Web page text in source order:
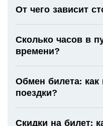
От чего зависит
Сколько часов в
времени?
Обмен билета: как
поездки?
Скидки на билет: